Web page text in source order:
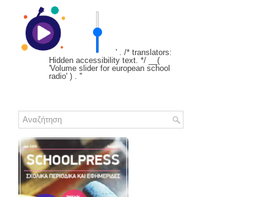
' . /* translators:
Hidden accessibility text. */ __(
'Volume slider for european school
radio' ) . ''